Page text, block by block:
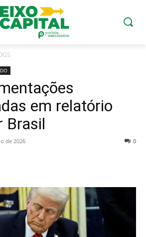
em relatório
Brasil
de 2026 0